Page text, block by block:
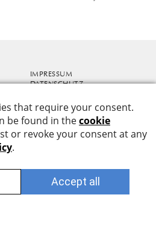
IMPRESSUM
DATENSCHUTZ
Mit dem audit-info informieren
wir Sie zu aktuellen Themen.